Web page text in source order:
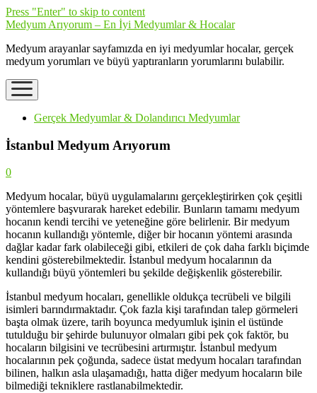
Press "Enter" to skip to content
Medyum Arıyorum – En İyi Medyumlar & Hocalar
Medyum arayanlar sayfamızda en iyi medyumlar hocalar, gerçek
medyum yorumları ve büyü yaptıranların yorumlarını bulabilir.
open
menu
Gerçek Medyumlar & Dolandırıcı Medyumlar
İstanbul Medyum Arıyorum
0
Medyum hocalar, büyü uygulamalarını gerçekleştirirken çok çeşitli
yöntemlere başvurarak hareket edebilir. Bunların tamamı medyum
hocanın kendi tercihi ve yeteneğine göre belirlenir. Bir medyum
hocanın kullandığı yöntemle, diğer bir hocanın yöntemi arasında
dağlar kadar fark olabileceği gibi, etkileri de çok daha farklı biçimde
kendini gösterebilmektedir. İstanbul medyum hocalarının da
kullandığı büyü yöntemleri bu şekilde değişkenlik gösterebilir.
İstanbul medyum hocaları, genellikle oldukça tecrübeli ve bilgili
isimleri barındırmaktadır. Çok fazla kişi tarafından talep görmeleri
başta olmak üzere, tarih boyunca medyumluk işinin el üstünde
tutulduğu bir şehirde bulunuyor olmaları gibi pek çok faktör, bu
hocaların bilgisini ve tecrübesini artırmıştır. İstanbul medyum
hocalarının pek çoğunda, sadece üstat medyum hocaları tarafından
bilinen, halkın asla ulaşamadığı, hatta diğer medyum hocaların bile
bilmediği tekniklere rastlanabilmektedir.